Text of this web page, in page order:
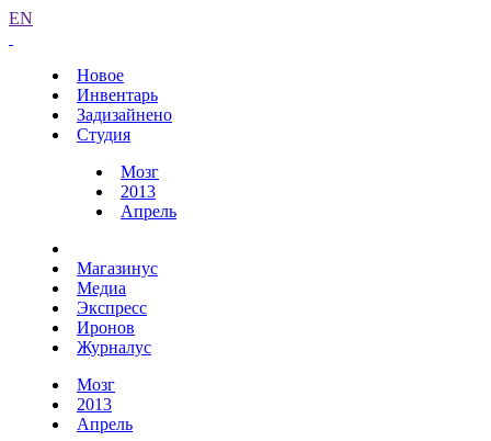
EN
Новое
Инвентарь
Задизайнено
Студия
Мозг
2013
Апрель
Магазинус
Медиа
Экспресс
Иронов
Журналус
Мозг
2013
Апрель